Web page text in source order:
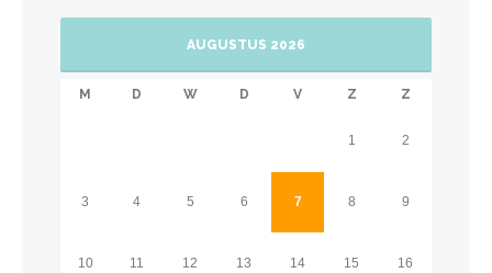
AUGUSTUS 2026
M D W D V Z Z
1 2
3 4 5 6 7 8 9
10 11 12 13 14 15 16